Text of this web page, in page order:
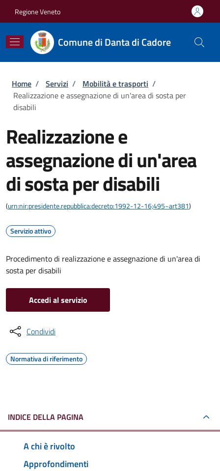
Regione Veneto
Comune di Danta di Cadore
Briciole di pane
Home / Servizi / Mobilità e trasporti /
Realizzazione e assegnazione di un'area di sosta per
disabili
Realizzazione e
assegnazione di un'area
di sosta per disabili
(urn:nir:presidente.repubblica:decreto:1992-12-16;495~art381)
Servizio attivo
Procedimento di realizzazione e assegnazione di un'area di
sosta per disabili
Accedi al servizio
Condividi
Normativa di riferimento
INDICE DELLA PAGINA
A chi è rivolto
Approfondimenti